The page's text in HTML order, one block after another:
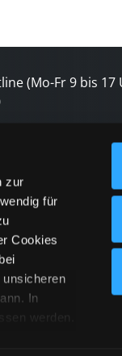
zur
für
Cookies
unsicheren
In
(Mo-Fr 9 bis 17
keine
abonnieren